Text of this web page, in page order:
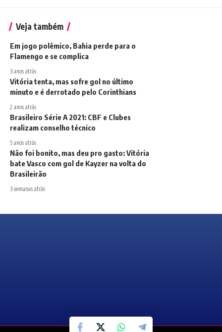
Veja também
Em jogo polêmico, Bahia perde para o
Flamengo e se complica
3 anos atrás
Vitória tenta, mas sofre gol no último
minuto e é derrotado pelo Corinthians
2 anos atrás
Brasileiro Série A 2021: CBF e Clubes
realizam conselho técnico
5 anos atrás
Não foi bonito, mas deu pro gasto: Vitória
bate Vasco com gol de Kayzer na volta do
Brasileirão
3 semanas atrás